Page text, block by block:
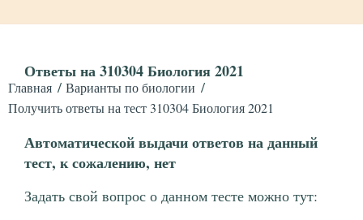
Ответы на 310304 Биология 2021
Главная
Варианты по биологии
Получить ответы на тест 310304 Биология 2021
Автоматической выдачи ответов на данный
тест, к сожалению, нет
Задать свой вопрос о данном тесте можно тут: